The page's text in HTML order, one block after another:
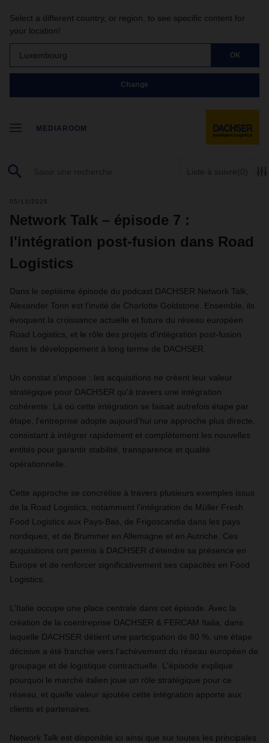
Select a different country, or region, to see specific content for
your location!
Luxembourg OK
Change
MEDIAROOM
Liste à suivre(0)
05/13/2026
Network Talk – épisode 7 :
l'intégration post-fusion dans Road
Logistics
Dans le septième épisode du podcast DACHSER Network Talk,
Alexander Tonn est l'invité de Charlotte Goldstone. Ensemble, ils
évoquent la croissance actuelle et future du réseau européen
Road Logistics, et le rôle des projets d'intégration post-fusion
dans le développement à long terme de DACHSER.
Un constat s'impose : les acquisitions ne créent leur valeur
stratégique pour DACHSER qu'à travers une intégration
cohérente. Là où cette intégration se faisait autrefois étape par
étape, l'entreprise adopte aujourd'hui une approche plus directe,
consistant à intégrer rapidement et complètement les nouvelles
entités pour garantir stabilité, transparence et qualité
opérationnelle.
Cette approche se concrétise à travers plusieurs exemples issus
de la Road Logistics, notamment l'intégration de Müller Fresh
Food Logistics aux Pays-Bas, de Frigoscandia dans les pays
nordiques, et de Brummer en Allemagne et en Autriche. Ces
acquisitions ont permis à DACHSER d'étendre sa présence en
Europe et de renforcer significativement ses capacités en Food
Logistics.
L'Italie occupe une place centrale dans cet épisode. Avec la
création de la coentreprise DACHSER & FERCAM Italia, dans
laquelle DACHSER détient une participation de 80 %, une étape
décisive a été franchie vers l'achèvement du réseau européen de
groupage et de logistique contractuelle. L'épisode explique
pourquoi le marché italien joue un rôle stratégique pour ce
réseau, et quelle valeur ajoutée cette intégration apporte aux
clients et partenaires.
Network Talk est disponible ici ainsi que sur toutes les principales